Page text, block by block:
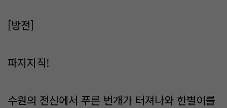
[방전]
파지지직!
수원의 전신에서 푸른 번개가 터져나와 한별이를